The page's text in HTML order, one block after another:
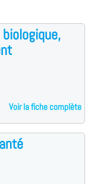
Voir la fiche complète